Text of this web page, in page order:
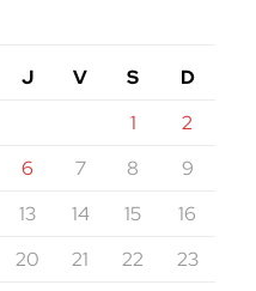
J V S
D
1
2
6 7 8
9
13 14 15
16
20 21 22
23